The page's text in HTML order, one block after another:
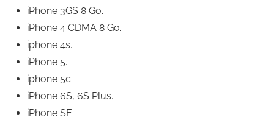
iPhone 3GS 8 Go.
iPhone 4 CDMA 8 Go.
iphone 4s.
iPhone 5.
iphone 5c.
iPhone 6S, 6S Plus.
iPhone SE.